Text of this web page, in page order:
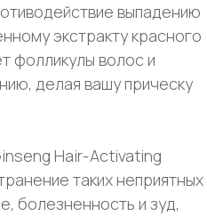
выпадению
экстракту красного
фолликулы волос и
делая вашу прическу
Hair-Activating
таких неприятных
болезненность и зуд,